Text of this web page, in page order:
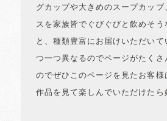
グカップや大きめのスープカップ
スを家族皆でぐびぐびと飲めそう
と、種類豊富にお届けいただいて
つ一つ異なるのでページがたくさ
のでぜひこのページを見たお客様
作品を見て楽しんでいただけたら